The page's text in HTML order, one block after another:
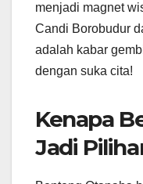
menjadi magnet
Candi Borobudur
adalah kabar
dengan suka cita!
Kenapa
Jadi